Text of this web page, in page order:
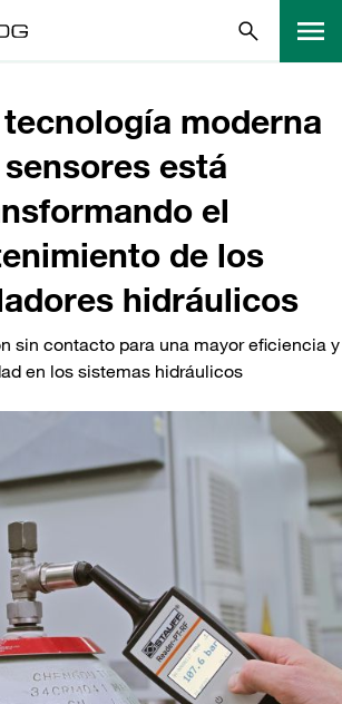
moderna
está
el
de los
hidráulicos
sin contacto para una mayor eficiencia y
en los sistemas hidráulicos